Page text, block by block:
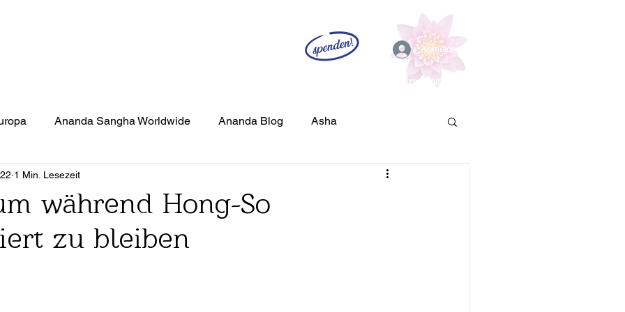
Anmelden
Community
Ananda Sangha Worldwide Ananda Blog Asha
Hong-So Konzentration Kundalini
Inspirationen Veranstaltungen
während Hong-So
zu bleiben
1 Min. Lesezeit